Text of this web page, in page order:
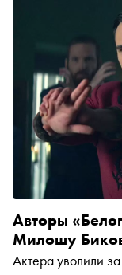
Авторы
Милошу
Актера уволили